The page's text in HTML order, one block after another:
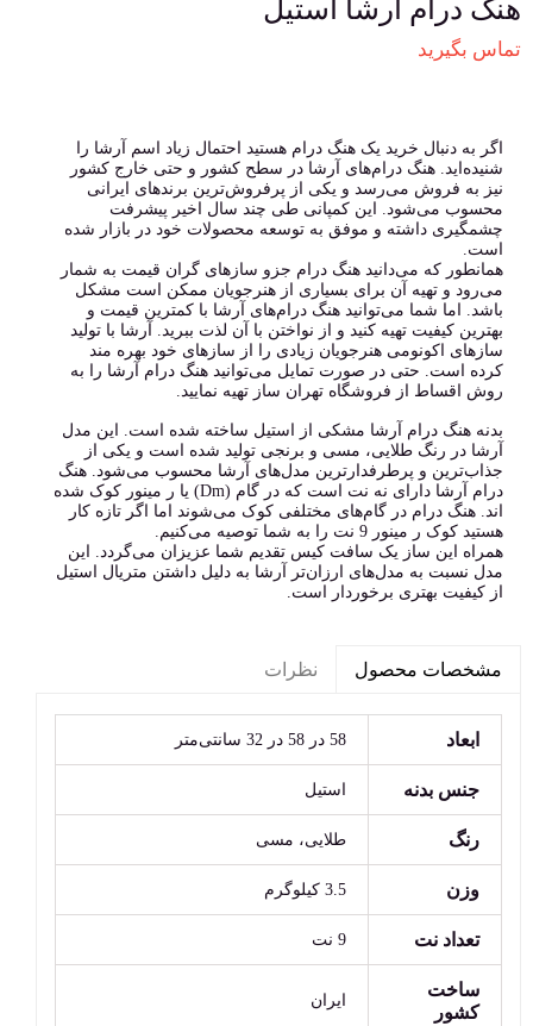
هنگ درام آرشا استیل
تماس بگیرید
اگر به دنبال خرید یک هنگ درام هستید احتمال زیاد اسم آرشا را
شنیده‌اید. هنگ درام‌های آرشا در سطح کشور و حتی خارج کشور
نیز به فروش می‌رسد و یکی از پرفروش‌ترین برندهای ایرانی
محسوب می‌شود. این کمپانی طی چند سال اخیر پیشرفت
چشمگیری داشته و موفق به توسعه محصولات خود در بازار شده
است.
همانطور که می‌دانید هنگ درام جزو سازهای گران قیمت به شمار
می‌رود و تهیه آن برای بسیاری از هنرجویان ممکن است مشکل
باشد. اما شما می‌توانید هنگ درام‌های آرشا با کمترین قیمت و
بهترین کیفیت تهیه کنید و از نواختن با آن لذت ببرید. آرشا با تولید
سازهای اکونومی هنرجویان زیادی را از سازهای خود بهره مند
کرده است. حتی در صورت تمایل می‌توانید هنگ درام آرشا را به
روش اقساط از فروشگاه تهران ساز تهیه نمایید.
بدنه هنگ درام آرشا مشکی از استیل ساخته شده است. این مدل
آرشا در رنگ طلایی، مسی و برنجی تولید شده است و یکی از
جذاب‌ترین و پرطرفدارترین مدل‌های آرشا محسوب می‌شود. هنگ
درام آرشا دارای نه نت است که در گام (Dm) یا ر مینور کوک شده
اند. هنگ درام‌ در گام‌های مختلفی کوک می‌شوند اما اگر تازه کار
هستید کوک ر مینور 9 نت را به شما توصیه می‌کنیم.
همراه این ساز یک سافت کیس تقدیم شما عزیزان می‌گردد. این
مدل نسبت به مدل‌های ارزان‌تر آرشا به دلیل داشتن متریال استیل
از کیفیت بهتری برخوردار است.
مشخصات محصول نظرات
ابعاد 58 در 58 در 32 سانتی‌متر
جنس بدنه استیل
رنگ طلایی، مسی
وزن 3.5 کیلوگرم
تعداد نت 9 نت
ساخت
کشور
ایران